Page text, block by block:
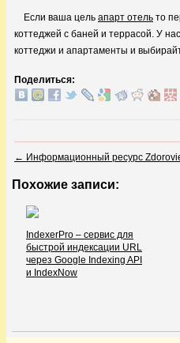
Если ваша цель апарт отель то
коттеджей с баней и террасой. У
коттеджи и апартаменты и
Поделиться:
← Информационный ресурс
Похожие записи:
IndexerPro – сервис для
быстрой индексации URL
через Google Indexing API
и IndexNow